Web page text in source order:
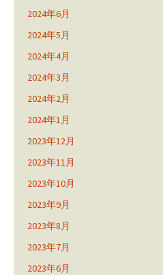
2024年6月
2024年5月
2024年4月
2024年3月
2024年2月
2024年1月
2023年12月
2023年11月
2023年10月
2023年9月
2023年8月
2023年7月
2023年6月